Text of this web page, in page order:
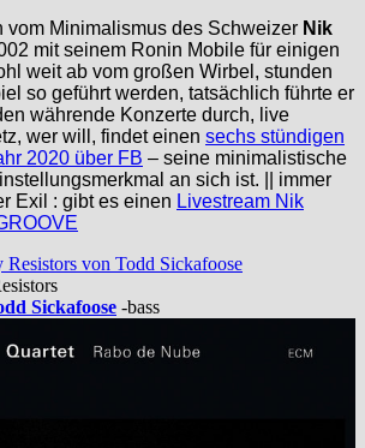
vom Minimalismus des Schweizer Nik
mit seinem Ronin Mobile für einigen
weit ab vom großen Wirbel, stunden
so geführt werden, tatsächlich führte er
währende Konzerte durch, live
wer will, findet einen sechs stündigen
2020 über FB – seine minimalistische
an sich ist. || immer
Exil : gibt es einen Livestream Nik
Sickafoose -bass